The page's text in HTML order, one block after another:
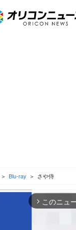
Blu-ray さや侍
arrow_forward_ios このニュ